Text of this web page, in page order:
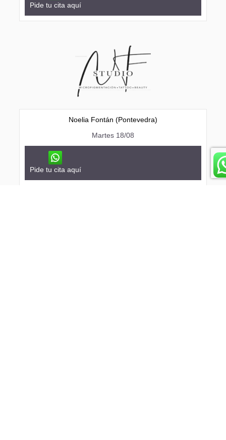
Pide tu cita aquí
Noelia Fontán (Pontevedra)
Martes 18/08
Pide tu cita aquí